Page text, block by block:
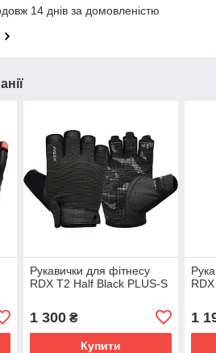
14 днів за домовленістю
Рукавички для фітнесу
RDX T2 Half Black PLUS-S
1 300₴
Купити
1